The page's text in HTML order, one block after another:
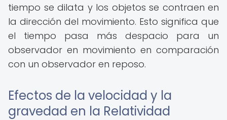
tiempo se dilata y los objetos se contraen en
la dirección del movimiento. Esto significa que
el tiempo pasa más despacio para un
observador en movimiento en comparación
con un observador en reposo.
Efectos de la velocidad y la
gravedad en la Relatividad